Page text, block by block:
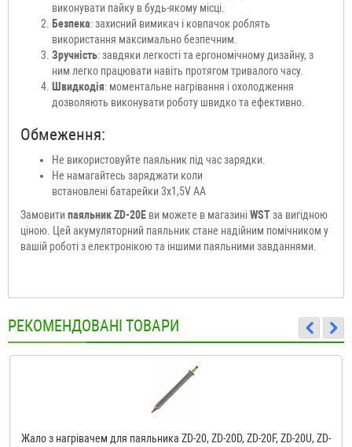
виконувати пайку в будь-якому місці.
Безпека: захисний вимикач і ковпачок роблять
використання максимально безпечним.
Зручність: завдяки легкості та ергономічному дизайну, з
ним легко працювати навіть протягом тривалого часу.
Швидкодія: моментальне нагрівання і охолодження
дозволяють виконувати роботу швидко та ефективно.
Обмеження:
Не використовуйте паяльник під час зарядки.
Не намагайтесь заряджати коли
встановлені батарейки 3x1,5V AA
Замовити паяльник ZD-20E ви можете в магазиніWSTза вигідною
ціною. Цей акумуляторний паяльник стане надійним помічником у
вашій роботі з електронікою та іншими паяльними завданнями.
РЕКОМЕНДОВАНІ ТОВАРИ
Жало з нагрівачем для паяльника ZD-20, ZD-20D, ZD-20F, ZD-20U, ZD-